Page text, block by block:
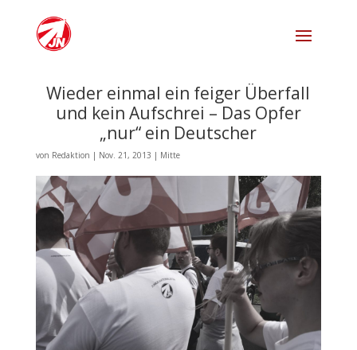
Wieder einmal ein feiger Überfall
und kein Aufschrei – Das Opfer
„nur“ ein Deutscher
von Redaktion | Nov. 21, 2013 | Mitte